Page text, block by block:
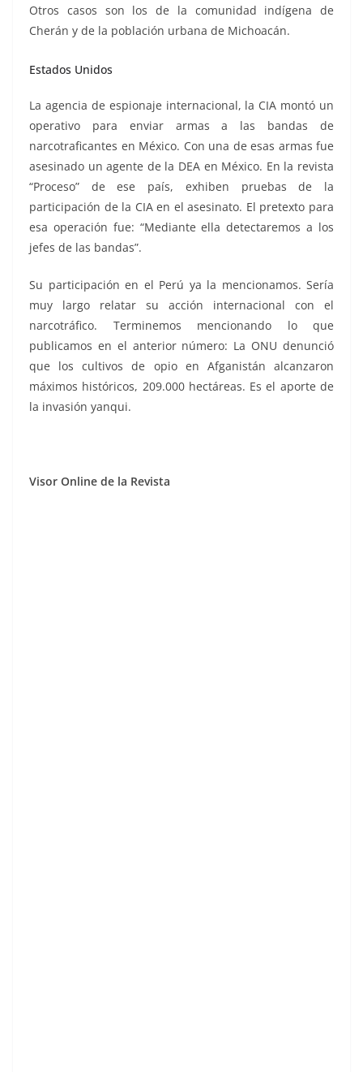
Otros casos son los de la comunidad indígena de
Cherán y de la población urbana de Michoacán.
Estados Unidos
La agencia de espionaje internacional, la CIA montó un
operativo para enviar armas a las bandas de
narcotraficantes en México. Con una de esas armas fue
asesinado un agente de la DEA en México. En la revista
“Proceso” de ese país, exhiben pruebas de la
participación de la CIA en el asesinato. El pretexto para
esa operación fue: “Mediante ella detectaremos a los
jefes de las bandas”.
Su participación en el Perú ya la mencionamos. Sería
muy largo relatar su acción internacional con el
narcotráfico. Terminemos mencionando lo que
publicamos en el anterior número: La ONU denunció
que los cultivos de opio en Afganistán alcanzaron
máximos históricos, 209.000 hectáreas. Es el aporte de
la invasión yanqui.
Visor Online de la Revista